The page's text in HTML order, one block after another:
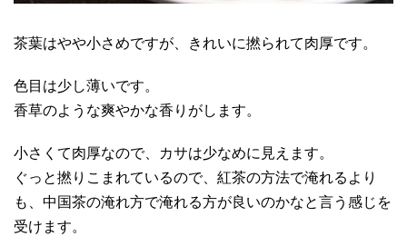
茶葉はやや小さめですが、きれいに撚られて肉厚です。
色目は少し薄いです。
香草のような爽やかな香りがします。
小さくて肉厚なので、カサは少なめに見えます。
ぐっと撚りこまれているので、紅茶の方法で淹れるより
も、中国茶の淹れ方で淹れる方が良いのかなと言う感じを
受けます。